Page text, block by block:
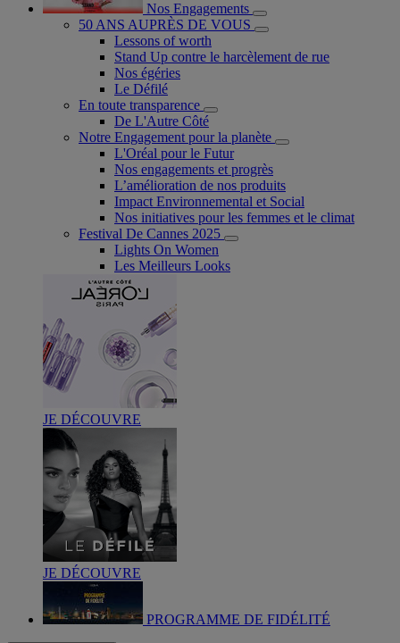
Nos Engagements
50 ANS AUPRÈS DE VOUS
Lessons of worth
Stand Up contre le harcèlement de rue
Nos égéries
Le Défilé
En toute transparence
De L'Autre Côté
Notre Engagement pour la planète
L'Oréal pour le Futur
Nos engagements et progrès
L’amélioration de nos produits
Impact Environnemental et Social
Nos initiatives pour les femmes et le climat
Festival De Cannes 2025
Lights On Women
Les Meilleurs Looks
JE DÉCOUVRE
JE DÉCOUVRE
PROGRAMME DE FIDÉLITÉ